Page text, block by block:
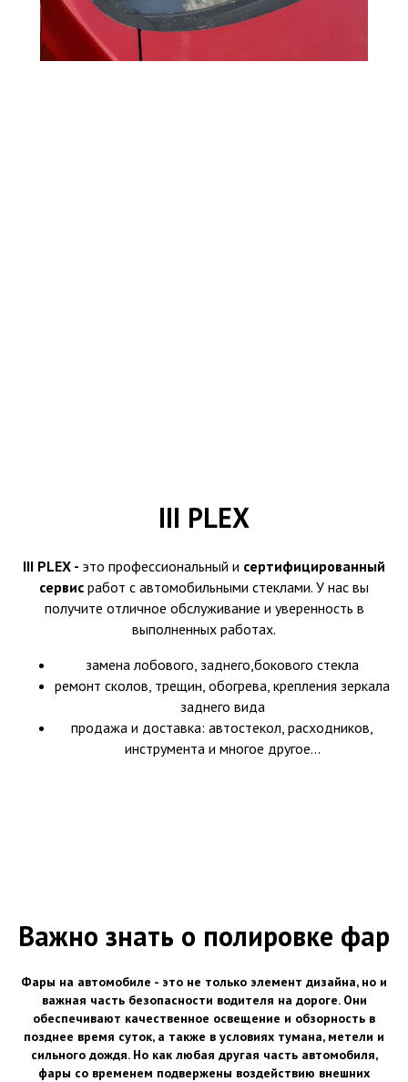
III PLEX
III PLEX - это профессиональный и сертифицированный
сервис работ с автомобильными стеклами. У нас вы
получите отличное обслуживание и уверенность в
выполненных работах.
замена лобового, заднего,бокового стекла
ремонт сколов, трещин, обогрева, крепления зеркала
заднего вида
продажа и доставка: автостекол, расходников,
инструмента и многое другое...
Важно знать о полировке фар
Фары на автомобиле - это не только элемент дизайна, но и
важная часть безопасности водителя на дороге. Они
обеспечивают качественное освещение и обзорность в
позднее время суток, а также в условиях тумана, метели и
сильного дождя. Но как любая другая часть автомобиля,
фары со временем подвержены воздействию внешних